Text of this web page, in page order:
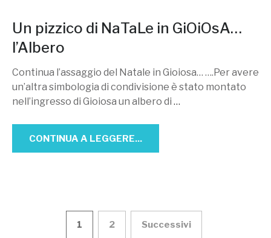
Un pizzico di NaTaLe in GiOiOsA…
l’Albero
Continua l’assaggio del Natale in Gioiosa… ….Per avere
un’altra simbologia di condivisione è stato montato
nell’ingresso di Gioiosa un albero di …
CONTINUA A LEGGERE...
Paginazione
1 2 Successivi